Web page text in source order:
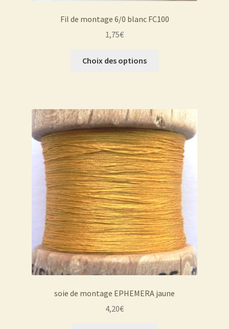
Fil de montage 6/0 blanc FC100
1,75€
Choix des options
Les
options
peuvent
être
choisies
sur
la
page
du
produit
soie de montage EPHEMERA jaune
4,20€